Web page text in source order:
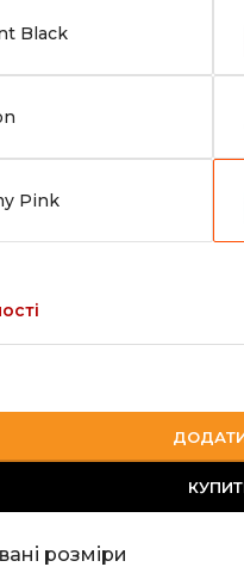
Black
Pink
розміри